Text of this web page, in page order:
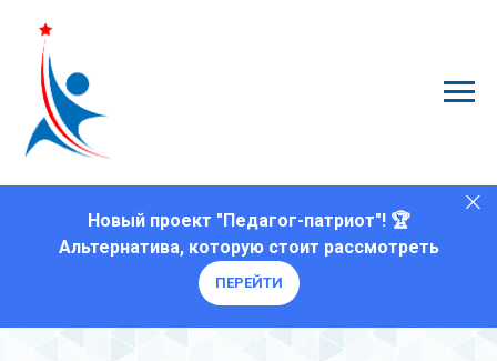
Новый проект "Педагог-патриот"! 🏆
Альтернатива, которую стоит рассмотреть
ПЕРЕЙТИ